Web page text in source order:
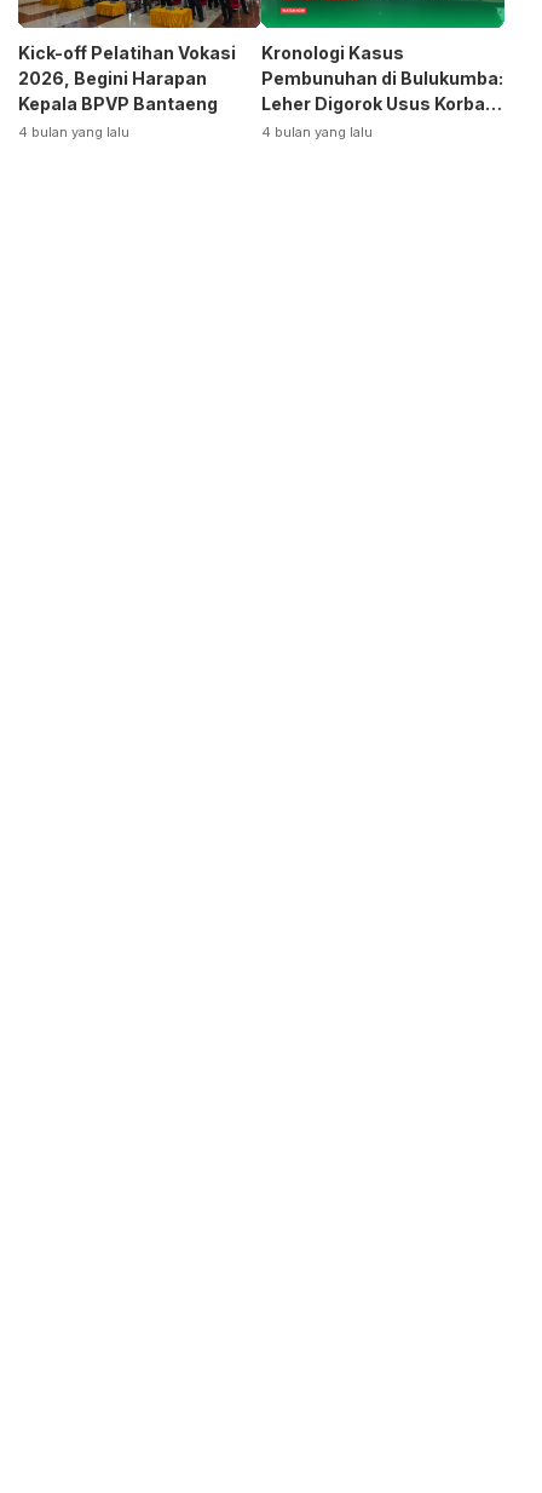
Kick-off Pelatihan Vokasi
2026, Begini Harapan
Kepala BPVP Bantaeng
4 bulan yang lalu
Kronologi Kasus
Pembunuhan di Bulukumba:
Leher Digorok Usus Korban
Dikeluarkan
4 bulan yang lalu